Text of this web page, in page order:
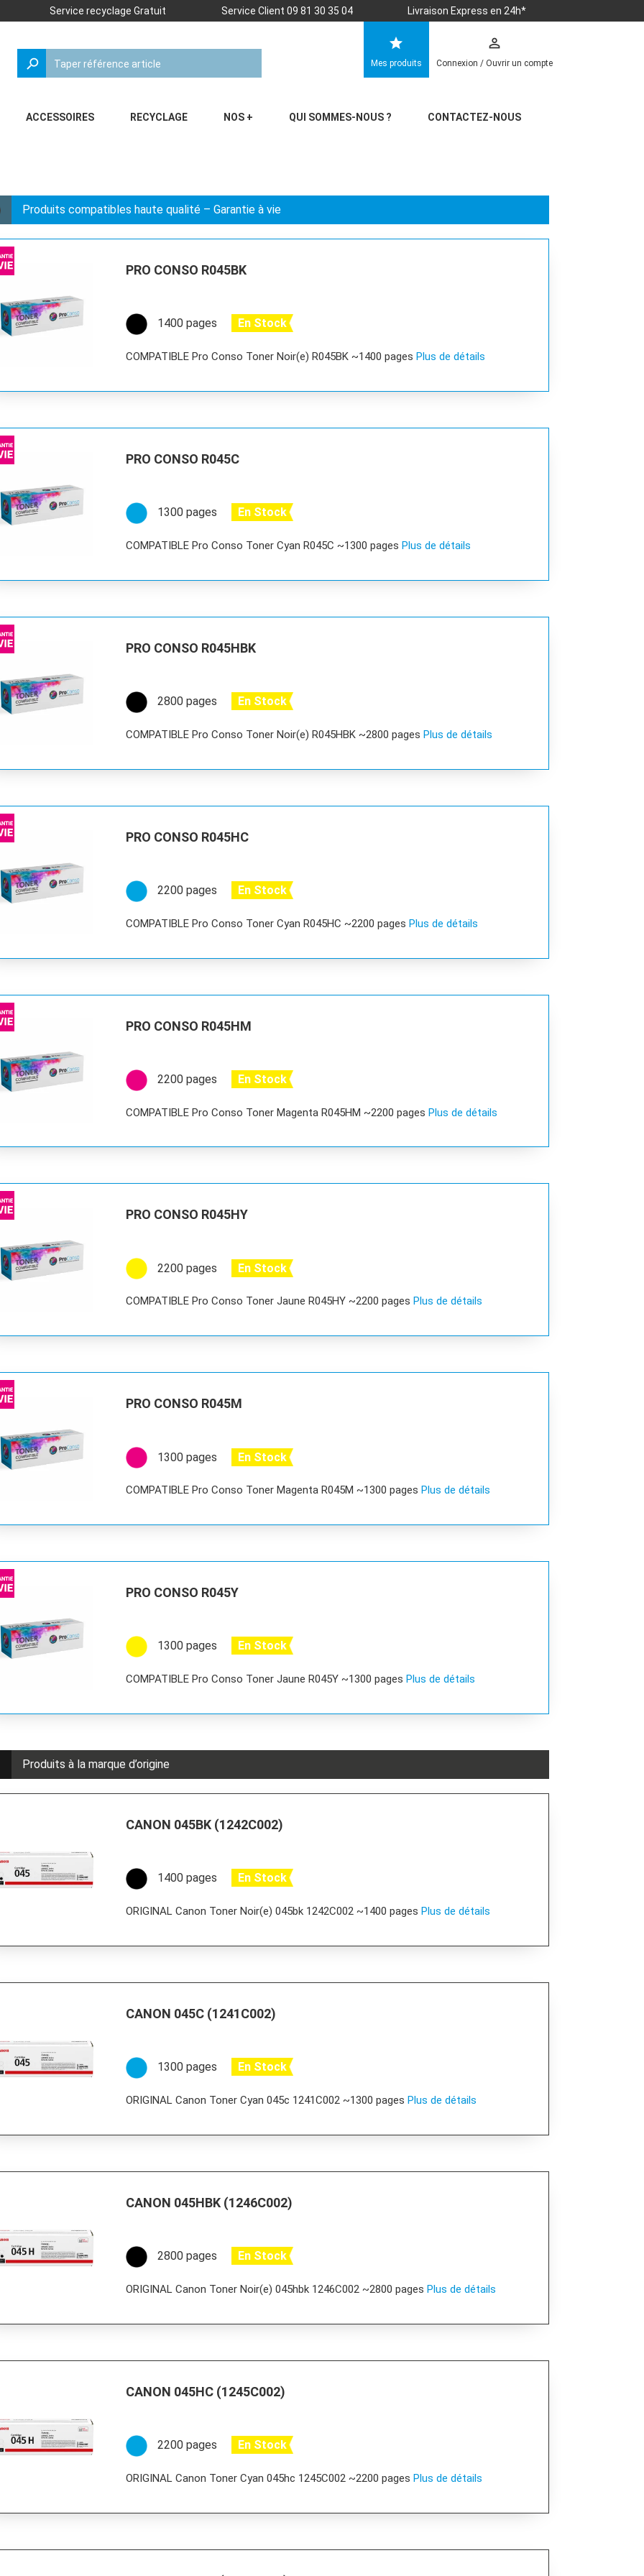
Service recyclage Gratuit Service Client 09 81 30 35 04 Livraison Express en 24h*
star
Mes produits
perm_identity
Connexion / Ouvrir un compte
search
ACCESSOIRES RECYCLAGE NOS + QUI SOMMES-NOUS ? CONTACTEZ-NOUS
Produits compatibles haute qualité – Garantie à vie
PRO CONSO R045BK
1400 pages En Stock
COMPATIBLE Pro Conso Toner Noir(e) R045BK ~1400 pagesPlus de détails
PRO CONSO R045C
1300 pages En Stock
COMPATIBLE Pro Conso Toner Cyan R045C ~1300 pagesPlus de détails
PRO CONSO R045HBK
2800 pages En Stock
COMPATIBLE Pro Conso Toner Noir(e) R045HBK ~2800 pagesPlus de détails
PRO CONSO R045HC
2200 pages En Stock
COMPATIBLE Pro Conso Toner Cyan R045HC ~2200 pagesPlus de détails
PRO CONSO R045HM
2200 pages En Stock
COMPATIBLE Pro Conso Toner Magenta R045HM ~2200 pagesPlus de détails
PRO CONSO R045HY
2200 pages En Stock
COMPATIBLE Pro Conso Toner Jaune R045HY ~2200 pages Plus de détails
PRO CONSO R045M
1300 pages En Stock
COMPATIBLE Pro Conso Toner Magenta R045M ~1300 pagesPlus de détails
PRO CONSO R045Y
1300 pages En Stock
COMPATIBLE Pro Conso Toner Jaune R045Y ~1300 pagesPlus de détails
Produits à la marque d’origine
CANON 045BK (1242C002)
1400 pages En Stock
ORIGINAL Canon Toner Noir(e) 045bk 1242C002 ~1400 pagesPlus de détails
CANON 045C (1241C002)
1300 pages En Stock
ORIGINAL Canon Toner Cyan 045c 1241C002 ~1300 pagesPlus de détails
CANON 045HBK (1246C002)
2800 pages En Stock
ORIGINAL Canon Toner Noir(e) 045hbk 1246C002 ~2800 pagesPlus de détails
CANON 045HC (1245C002)
2200 pages En Stock
ORIGINAL Canon Toner Cyan 045hc 1245C002 ~2200 pagesPlus de détails